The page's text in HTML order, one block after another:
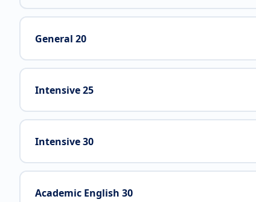
General 20
Intensive 25
Intensive 30
Academic English 30